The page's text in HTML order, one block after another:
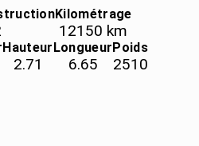
Kilométrage
12150 km
Hauteur
2.71
Longueur
6.65
Poids
2510